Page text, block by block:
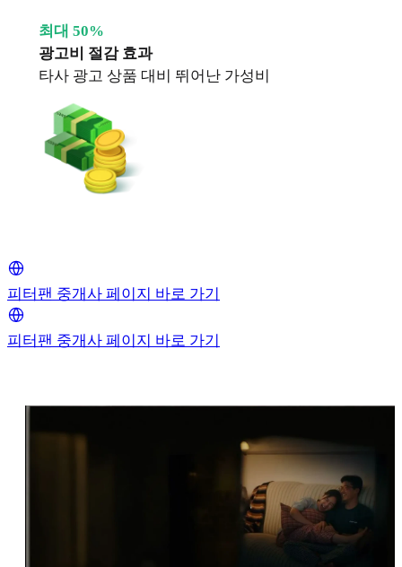
최대 50%
광고비 절감 효과
타사 광고 상품 대비 뛰어난 가성비
피터팬 중개사 페이지 바로 가기
피터팬 중개사 페이지 바로 가기